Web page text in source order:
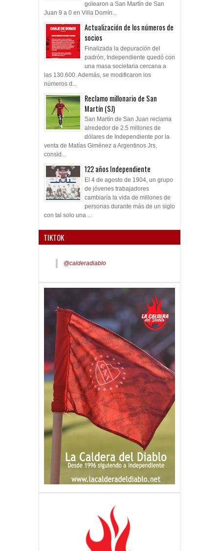
golearon a San Martín de San
Juan 9 a 0 en Villa Domín...
Actualización de los números de
socios
Finalizada la depuración del
padrón, Independiente quedó con
una masa societaria cercana a
las 130.600. Además, se modificaron los
números d...
Reclamo millonario de San
Martín (SJ)
San Martín de San Juan reclama
alrededor de 2.5 millones de
dólares de Independiente por la
venta de Matías Giménez a Argentinos Jrs,
consid...
122 años Independiente
El 4 de agosto de 1904, un grupo
de jóvenes trabajadores
cambiaría la vida de millones de
personas durante más de un siglo
con tal solo una ...
TIKTOK
@calderadiablo